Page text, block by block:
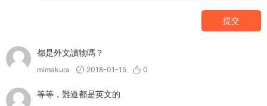
提交
都是外文讀物嗎？
mimakura 2018-01-15 0
等等，難道都是英文的